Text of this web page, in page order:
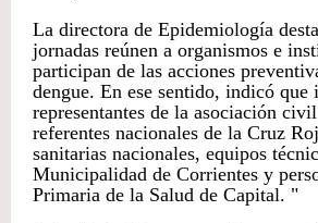
La directora de Epidemiología
jornadas reúnen a organismos e
participan de las acciones
dengue. En ese sentido, indicó que
representantes de la asociación
referentes nacionales de la Cruz
sanitarias nacionales, equipos
Municipalidad de Corrientes y
Primaria de la Salud de Capital. "